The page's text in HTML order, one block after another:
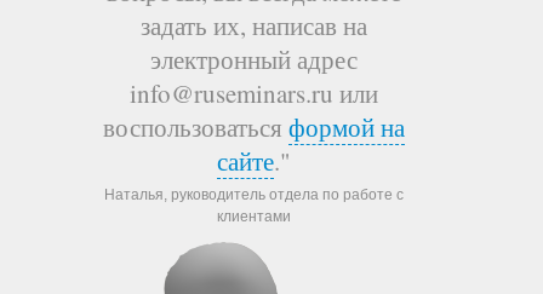
задать их, написав на
электронный адрес
info@ruseminars.ru или
воспользоваться формой на
сайте."
Наталья, руководитель отдела по работе с
клиентами